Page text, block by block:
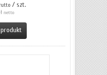
/ szt.
netto